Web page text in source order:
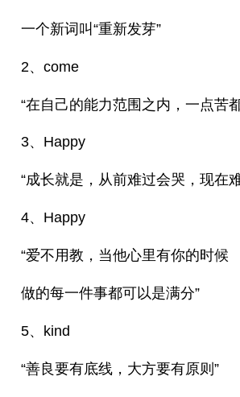
一个新词叫“重新发芽”
2、come
“在自己的能力范围之内，一点苦
3、Happy
“成长就是，从前难过会哭，现在
4、Happy
“爱不用教，当他心里有你的时候
做的每一件事都可以是满分”
5、kind
“善良要有底线，大方要有原则”